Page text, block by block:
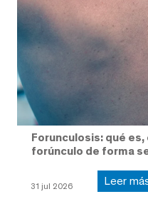
Forunculosis: qué es,
forúnculo de forma
31 jul 2026 Leer